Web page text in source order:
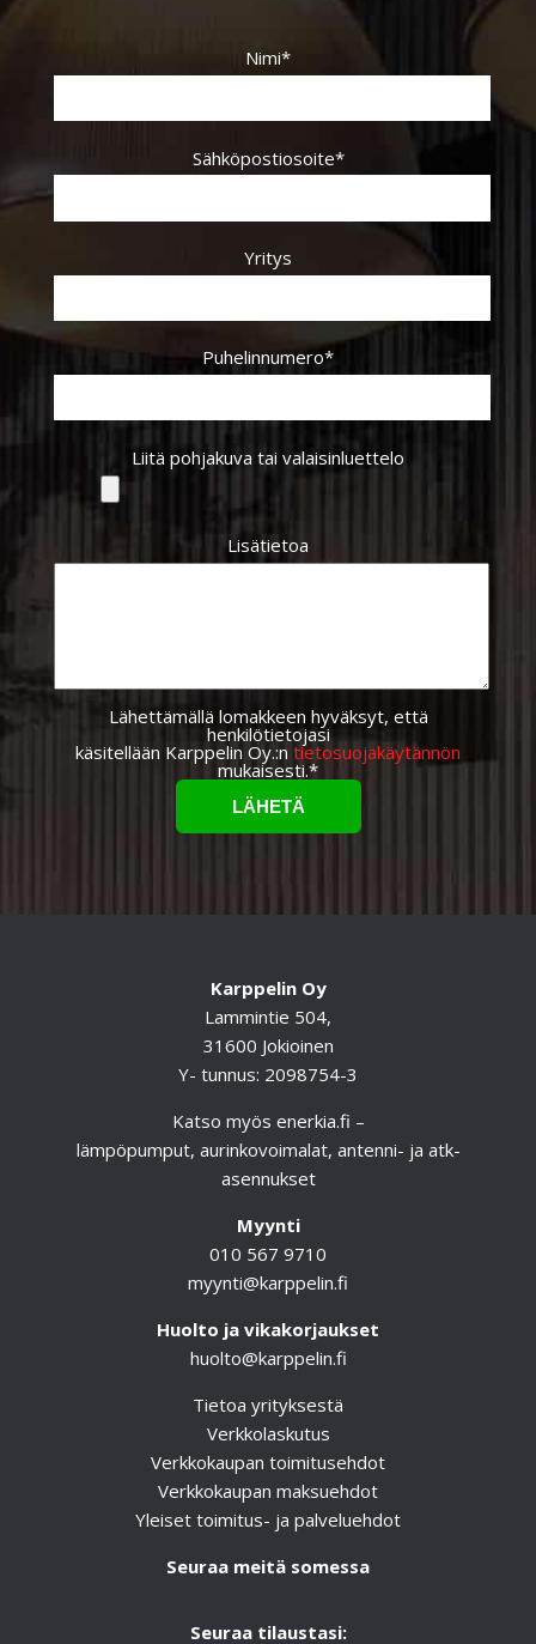
Nimi*
Sähköpostiosoite*
Yritys
Puhelinnumero*
Liitä pohjakuva tai valaisinluettelo
Lisätietoa
Lähettämällä lomakkeen hyväksyt, että
henkilötietojasi
käsitellään Karppelin Oy.:n tietosuojakäytännön
mukaisesti.*
Karppelin Oy
Lammintie 504,
31600 Jokioinen
Y- tunnus: 2098754-3
Katso myös enerkia.fi –
lämpöpumput, aurinkovoimalat, antenni- ja atk-
asennukset
Myynti
010 567 9710
myynti@karppelin.fi
Huolto ja vikakorjaukset
huolto@karppelin.fi
Tietoa yrityksestä
Verkkolaskutus
Verkkokaupan toimitusehdot
Verkkokaupan maksuehdot
Yleiset toimitus- ja palveluehdot
Seuraa meitä somessa
Seuraa tilaustasi: